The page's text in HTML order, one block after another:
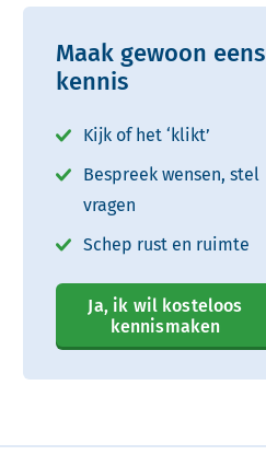
Maak gewoon eens
kennis
Kijk of het ‘klikt’
Bespreek wensen, stel
vragen
Schep rust en ruimte
Ja, ik wil kosteloos
kennismaken